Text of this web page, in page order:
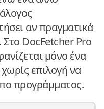
αν πραγματικά
Στο DocFetcher Pro
μόνο ένα
επιλογή να
προγράμματος.